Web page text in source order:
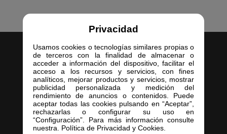
Privacidad
Usamos cookies o tecnologías similares propias o
de terceros con la finalidad de almacenar o
acceder a información del dispositivo, facilitar el
acceso a los recursos y servicios, con fines
analíticos, mejorar productos y servicios, mostrar
publicidad personalizada y medición del
rendimiento de anuncios o contenidos. Puede
aceptar todas las cookies pulsando en “Aceptar”,
rechazarlas o configurar su uso en
“Configuración”. Para más información consulte
nuestra. Política de Privacidad y Cookies.
Inicio
Empresa
Servicios
Contacto